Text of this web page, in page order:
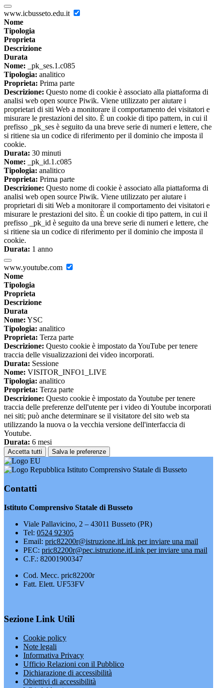
www.icbusseto.edu.it
Nome
Tipologia
Proprieta
Descrizione
Durata
Nome: _pk_ses.1.c085
Tipologia: analitico
Proprieta: Prima parte
Descrizione: Questo nome di cookie è associato alla piattaforma di
analisi web open source Piwik. Viene utilizzato per aiutare i
proprietari di siti Web a monitorare il comportamento dei visitatori e
misurare le prestazioni del sito. È un cookie di tipo pattern, in cui il
prefisso _pk_ses è seguito da una breve serie di numeri e lettere, che
si ritiene sia un codice di riferimento per il dominio che imposta il
cookie.
Durata: 30 minuti
Nome: _pk_id.1.c085
Tipologia: analitico
Proprieta: Prima parte
Descrizione: Questo nome di cookie è associato alla piattaforma di
analisi web open source Piwik. Viene utilizzato per aiutare i
proprietari di siti Web a monitorare il comportamento dei visitatori e
misurare le prestazioni del sito. È un cookie di tipo pattern, in cui il
prefisso _pk_id è seguito da una breve serie di numeri e lettere, che
si ritiene sia un codice di riferimento per il dominio che imposta il
cookie.
Durata: 1 anno
www.youtube.com
Nome
Tipologia
Proprieta
Descrizione
Durata
Nome: YSC
Tipologia: analitico
Proprieta: Terza parte
Descrizione: Questo cookie è impostato da YouTube per tenere
traccia delle visualizzazioni dei video incorporati.
Durata: Sessione
Nome: VISITOR_INFO1_LIVE
Tipologia: analitico
Proprieta: Terza parte
Descrizione: Questo cookie è impostato da Youtube per tenere
traccia delle preferenze dell'utente per i video di Youtube incorporati
nei siti; può anche determinare se il visitatore del sito web sta
utilizzando la nuova o la vecchia versione dell'interfaccia di
Youtube.
Durata: 6 mesi
Accetta tutti Salva le preferenze
Istituto Comprensivo Statale di Busseto
Contatti
Istituto Comprensivo Statale di Busseto
Viale Pallavicino, 2 – 43011 Busseto (PR)
Tel: 0524 92305
Email: pric82200r@istruzione.itLink per inviare una mail
PEC: pric82200r@pec.istruzione.itLink per inviare una mail
C.F.: 82001900347
Cod. Mecc. pric82200r
Fatt. Elett. UF53FV
Sezione Link Utili
Cookie policy
Note legali
Informativa Privacy
Ufficio Relazioni con il Pubblico
Dichiarazione di accessibilità
Obiettivi di accessibilità